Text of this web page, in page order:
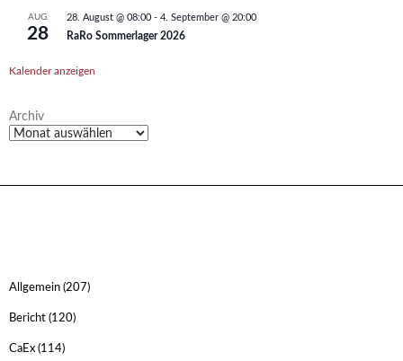
AUG.
28
28. August @ 08:00 - 4. September @ 20:00
RaRo Sommerlager 2026
Kalender anzeigen
Archiv
Allgemein (207)
Bericht (120)
CaEx (114)